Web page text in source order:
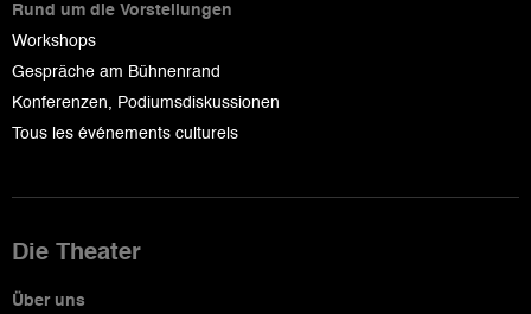
Rund um die Vorstellungen
Workshops
Gespräche am Bühnenrand
Konferenzen, Podiumsdiskussionen
Tous les événements culturels
Die Theater
Über uns